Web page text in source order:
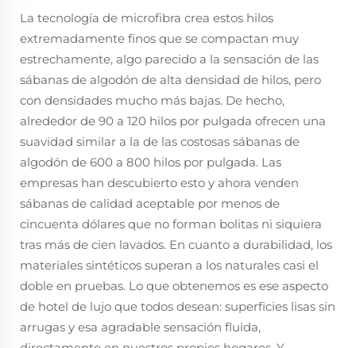
La tecnología de microfibra crea estos hilos
extremadamente finos que se compactan muy
estrechamente, algo parecido a la sensación de las
sábanas de algodón de alta densidad de hilos, pero
con densidades mucho más bajas. De hecho,
alrededor de 90 a 120 hilos por pulgada ofrecen una
suavidad similar a la de las costosas sábanas de
algodón de 600 a 800 hilos por pulgada. Las
empresas han descubierto esto y ahora venden
sábanas de calidad aceptable por menos de
cincuenta dólares que no forman bolitas ni siquiera
tras más de cien lavados. En cuanto a durabilidad, los
materiales sintéticos superan a los naturales casi el
doble en pruebas. Lo que obtenemos es ese aspecto
de hotel de lujo que todos desean: superficies lisas sin
arrugas y esa agradable sensación fluida,